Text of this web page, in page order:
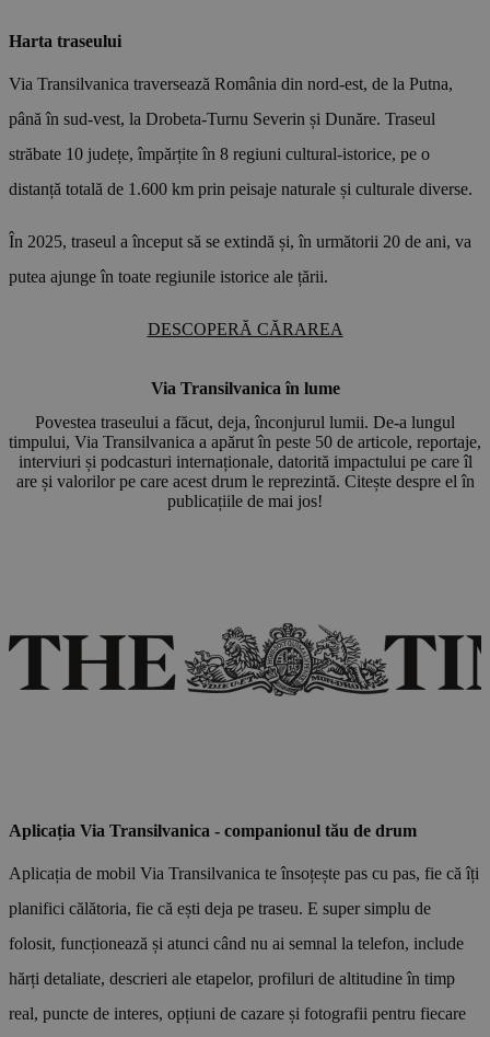
Harta traseului
Via Transilvanica traversează România din nord-est, de la Putna,
până în sud-vest, la Drobeta-Turnu Severin și Dunăre. Traseul
străbate 10 județe, împărțite în 8 regiuni cultural-istorice, pe o
distanță totală de 1.600 km prin peisaje naturale și culturale diverse.
În 2025, traseul a început să se extindă și, în următorii 20 de ani, va
putea ajunge în toate regiunile istorice ale țării.
DESCOPERĂ CĂRAREA
Via Transilvanica în lume
Povestea traseului a făcut, deja, înconjurul lumii. De-a lungul
timpului, Via Transilvanica a apărut în peste 50 de articole, reportaje,
interviuri și podcasturi internaționale, datorită impactului pe care îl
are și valorilor pe care acest drum le reprezintă. Citește despre el în
publicațiile de mai jos!
Aplicația Via Transilvanica - companionul tău de drum
Aplicația de mobil Via Transilvanica te însoțește pas cu pas, fie că îți
planifici călătoria, fie că ești deja pe traseu. E super simplu de
folosit, funcționează și atunci când nu ai semnal la telefon, include
hărți detaliate, descrieri ale etapelor, profiluri de altitudine în timp
real, puncte de interes, opțiuni de cazare și fotografii pentru fiecare